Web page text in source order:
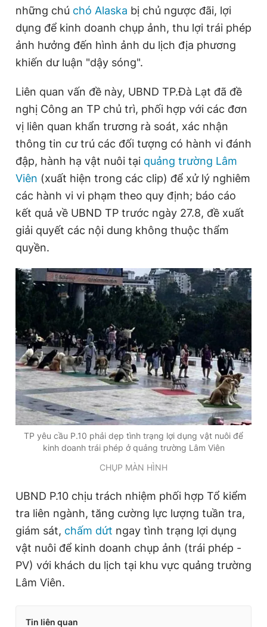
những chú chó Alaska bị chủ ngược đãi, lợi
dụng để kinh doanh chụp ảnh, thu lợi trái phép
ảnh hưởng đến hình ảnh du lịch địa phương
khiến dư luận "dậy sóng".
Liên quan vấn đề này, UBND TP.Đà Lạt đã đề
nghị Công an TP chủ trì, phối hợp với các đơn
vị liên quan khẩn trương rà soát, xác nhận
thông tin cư trú các đối tượng có hành vi đánh
đập, hành hạ vật nuôi tại quảng trường Lâm
Viên (xuất hiện trong các clip) để xử lý nghiêm
các hành vi vi phạm theo quy định; báo cáo
kết quả về UBND TP trước ngày 27.8, đề xuất
giải quyết các nội dung không thuộc thẩm
quyền.
TP yêu cầu P.10 phải dẹp tình trạng lợi dụng vật nuôi để
kinh doanh trái phép ở quảng trường Lâm Viên
CHỤP MÀN HÌNH
UBND P.10 chịu trách nhiệm phối hợp Tổ kiểm
tra liên ngành, tăng cường lực lượng tuần tra,
giám sát, chấm dứt ngay tình trạng lợi dụng
vật nuôi để kinh doanh chụp ảnh (trái phép -
PV) với khách du lịch tại khu vực quảng trường
Lâm Viên.
Tin liên quan